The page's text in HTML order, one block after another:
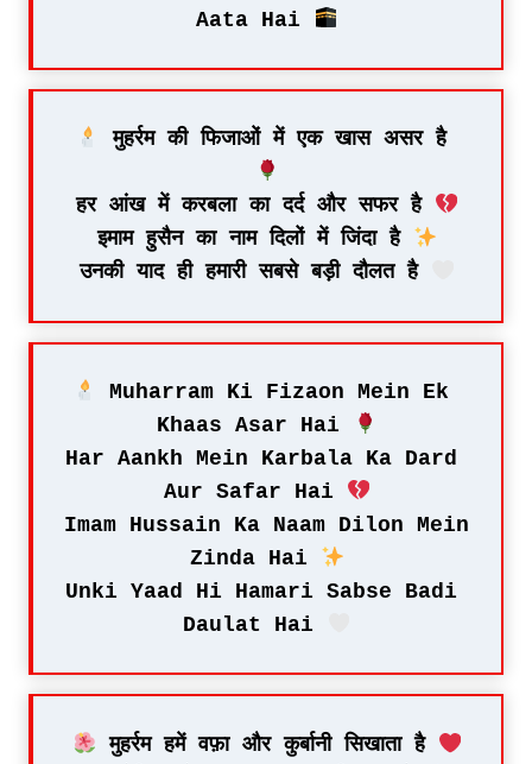
Aata Hai
मुहर्रम की फिजाओं में एक खास असर है
हर आंख में करबला का दर्द और सफर है
इमाम हुसैन का नाम दिलों में जिंदा है
उनकी याद ही हमारी सबसे बड़ी दौलत है
Muharram Ki Fizaon Mein Ek
Khaas Asar Hai
Har Aankh Mein Karbala Ka Dard
Aur Safar Hai
Imam Hussain Ka Naam Dilon Mein
Zinda Hai
Unki Yaad Hi Hamari Sabse Badi
Daulat Hai
मुहर्रम हमें वफ़ा और कुर्बानी सिखाता है